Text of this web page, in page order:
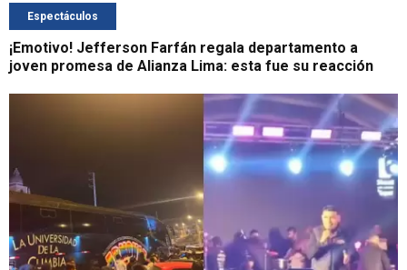
Espectáculos
¡Emotivo! Jefferson Farfán regala departamento a
joven promesa de Alianza Lima: esta fue su reacción